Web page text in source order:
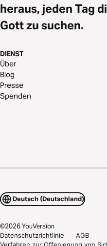
heraus, jeden Tag
Gott zu suchen.
DIENST
Über
Blog
Presse
Spenden
Deutsch (Deutschland)
©2026YouVersion
Datenschutzrichtlinie
AGB
Verfahren zur Offenlegung von